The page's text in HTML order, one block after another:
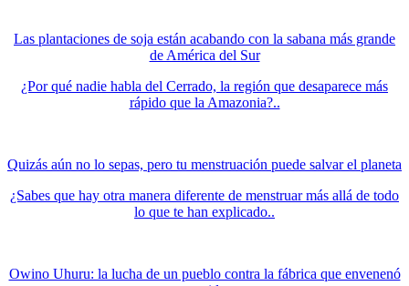
Las plantaciones de soja están acabando con la sabana más grande
de América del Sur
¿Por qué nadie habla del Cerrado, la región que desaparece más
rápido que la Amazonia?..
Quizás aún no lo sepas, pero tu menstruación puede salvar el planeta
¿Sabes que hay otra manera diferente de menstruar más allá de todo
lo que te han explicado..
Owino Uhuru: la lucha de un pueblo contra la fábrica que envenenó